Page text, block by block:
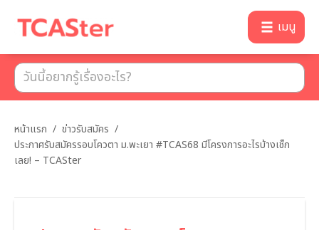
เมนู
หน้าแรก / ข่าวรับสมัคร /
ประกาศรับสมัครรอบโควตา ม.พะเยา #TCAS68 มีโครงการอะไรบ้างเช็ก
เลย! – TCASter